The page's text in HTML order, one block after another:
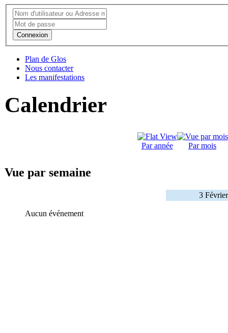
Connexion
Plan de Glos
Nous contacter
Les manifestations
Calendrier
Par année Par mois
Vue par semaine
3
Aucun événement